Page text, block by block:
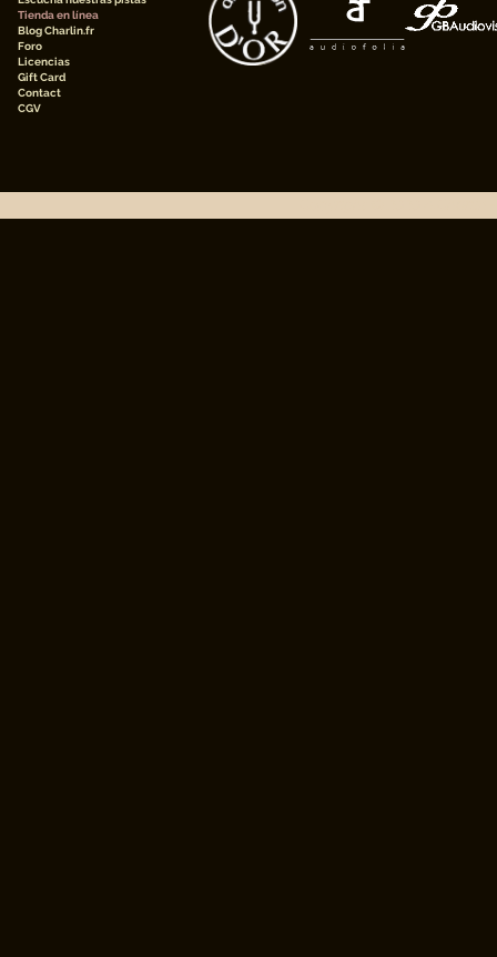
Tienda en línea
Blog Charlin.fr
Foro
Licencias
Gift Card
Contact
CGV